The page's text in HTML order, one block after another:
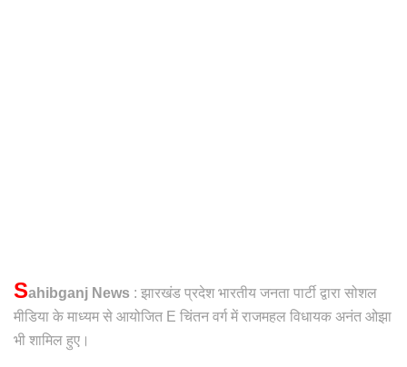
Sahibganj News : झारखंड प्रदेश भारतीय जनता पार्टी द्वारा सोशल
मीडिया के माध्यम से आयोजित E चिंतन वर्ग में राजमहल विधायक अनंत ओझा
भी शामिल हुए।